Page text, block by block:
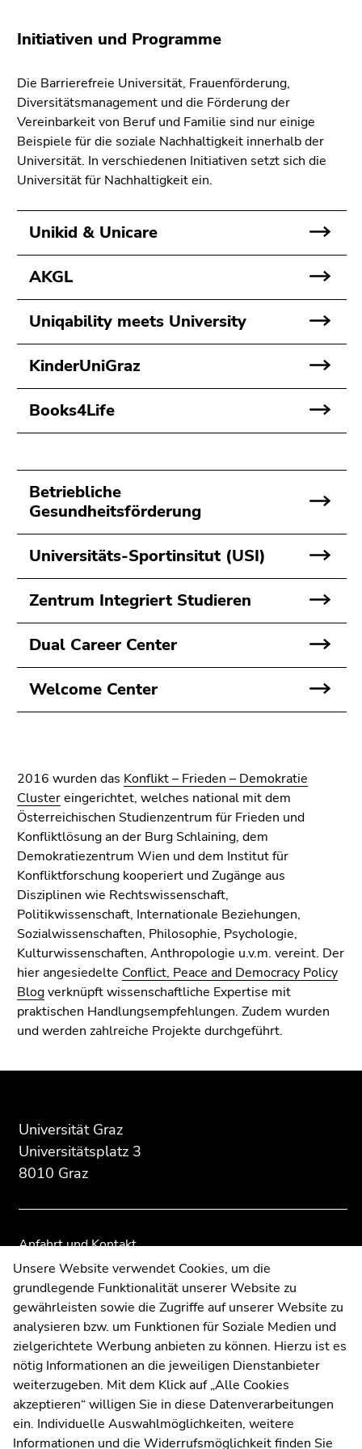
Link.
Zum
Inhalt
(Zugriffstaste
1)
Zur
Positionsanzeige
2)
Zur
Hauptnavigation
(Zugriffstaste
Unternavigation
(Zugriffstaste
4)
Zu
den
Zu
den
(Zugriffstaste
8)
Zur
Suche
(Zugriffstaste
Initiativen und Programme
Die Barrierefreie Universität, Frauenförderung,
Diversitätsmanagement und die Förderung der
Vereinbarkeit von Beruf und Familie sind nur einige
Beispiele für die soziale Nachhaltigkeit innerhalb der
Universität. In verschiedenen Initiativen setzt sich die
Universität für Nachhaltigkeit ein.
Unikid & Unicare
AKGL
Uniqability meets University
KinderUniGraz
Books4Life
Betriebliche
Gesundheitsförderung
Universitäts-Sportinsitut (USI)
Zentrum Integriert Studieren
Dual Career Center
Welcome Center
2016 wurden das Konflikt – Frieden – Demokratie
Clustereingerichtet, welches national mit dem
Österreichischen Studienzentrum für Frieden und
Konfliktlösung an der Burg Schlaining, dem
Demokratiezentrum Wien und dem Institut für
Konfliktforschung kooperiert und Zugänge aus
Disziplinen wie Rechtswissenschaft,
Politikwissenschaft, Internationale Beziehungen,
Sozialwissenschaften, Philosophie, Psychologie,
Kulturwissenschaften, Anthropologie u.v.m. vereint. Der
hier angesiedelte Conflict, Peace and Democracy Policy
Blogverknüpft wissenschaftliche Expertise mit
praktischen Handlungsempfehlungen. Zudem wurden
und werden zahlreiche Projekte durchgeführt.​​
Beginn
Zusatzinformationen:
Universität Graz
Universitätsplatz 3
8010 Graz
Anfahrt und Kontakt
Kommunikation und Öffentlichkeitsarbeit
Moodle
UNIGRAZonline
Impressum
Datenschutzerklärung
Cookie-Einstellungen
Barrierefreiheitserklärung
Ende
Übersicht
Ende
Übersicht
Unsere Website verwendet Cookies, um die
grundlegende Funktionalität unserer Website zu
gewährleisten sowie die Zugriffe auf unserer Website zu
analysieren bzw. um Funktionen für Soziale Medien und
zielgerichtete Werbung anbieten zu können. Hierzu ist es
nötig Informationen an die jeweiligen Dienstanbieter
weiterzugeben. Mit dem Klick auf „Alle Cookies
akzeptieren“ willigen Sie in diese Datenverarbeitungen
ein. Individuelle Auswahlmöglichkeiten, weitere
Informationen und die Widerrufsmöglichkeit finden Sie